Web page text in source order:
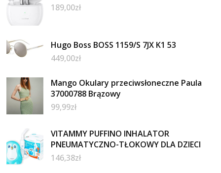
189,00zł
Hugo Boss BOSS 1159/S 7JX K1 53
449,00zł
Mango Okulary przeciwsłoneczne Paula
37000788 Brązowy
99,99zł
VITAMMY PUFFINO INHALATOR
PNEUMATYCZNO-TŁOKOWY DLA DZIECI
146,38zł